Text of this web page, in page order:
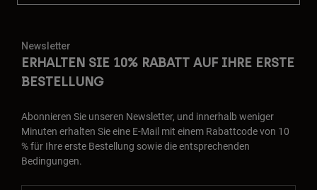
Helm-Pflegeanleitung
Helm-Pflegeanleitung
Zubehör
Hüte & Mützen
Taschen & Rucksäcke
Socken
Sonstiges Zubehör
Alle anzeigen
Hoodies und Pullover
Jacken
Kurze Hosen
Badehosen
Alle anzeigen
Newsletter
ERHALTEN SIE 10% RABATT AUF IHRE ERSTE
BESTELLUNG
Abonnieren Sie unseren Newsletter, und innerhalb weniger
Minuten erhalten Sie eine E-Mail mit einem Rabattcode von 10
% für Ihre erste Bestellung sowie die entsprechenden
Bedingungen.